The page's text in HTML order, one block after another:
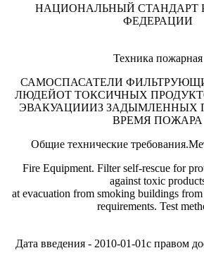
НАЦИОНАЛЬНЫЙ СТАНДАРТ
ФЕДЕРАЦИИ
Техника пожарная
САМОСПАСАТЕЛИ
ЛЮДЕЙОТ ТОКСИЧНЫХ
ЭВАКУАЦИИИЗ ЗАДЫМЛЕННЫХ
ВРЕМЯ ПОЖАРА
Общие технические
Fire Equipment. Filter self-rescue for
against toxic
at evacuation from smoking buildings
requirements. Test
Дата введения - 2010-01-01с правом